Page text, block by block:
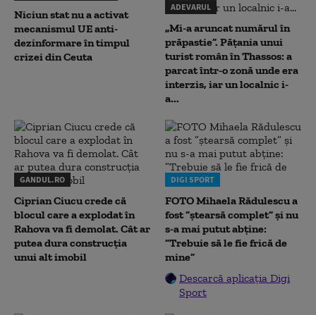
Niciun stat nu a activat
mecanismul UE anti-
dezinformare în timpul
crizei din Ceuta
ADEVARUL
„Mi-a aruncat numărul în
prăpastie”. Pățania unui
turist român în Thassos: a
parcat într-o zonă unde era
interzis, iar un localnic i-
a...
GANDUL.RO
Ciprian Ciucu crede că
blocul care a explodat în
Rahova va fi demolat. Cât ar
putea dura construcția
unui alt imobil
DIGI SPORT
FOTO Mihaela Rădulescu a
fost ”ștearsă complet” și nu
s-a mai putut abține:
”Trebuie să le fie frică de
mine”
Descarcă aplicația Digi
Sport